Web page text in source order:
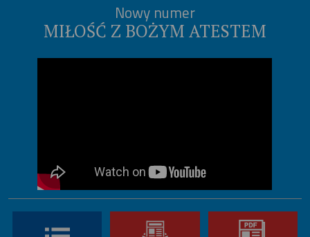
Nowy numer
MIŁOŚĆ Z BOŻYM ATESTEM